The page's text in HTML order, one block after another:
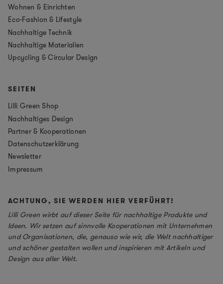
Wohnen & Einrichten
Eco-Fashion & Lifestyle
Nachhaltige Technik
Nachhaltige Materialien
Upcycling & Circular Design
SEITEN
Lilli Green Shop
Nachhaltiges Design
Partner & Kooperationen
Datenschutzerklärung
Newsletter
Impressum
ACHTUNG, SIE WERDEN HIER VERFÜHRT!
Lilli Green wirbt auf dieser Seite für nachhaltige Produkte und
Ideen. Wir setzen auf sinnvolle Kooperationen mit Unternehmen
und Organisationen, die, genauso wie wir, die Welt nachhaltiger
und schöner gestalten wollen und inspirieren mit Artikeln und
Design aus aller Welt.